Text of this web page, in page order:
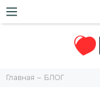
Главная БЛОГ